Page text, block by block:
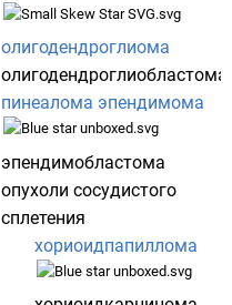
олигодендроглиома
олигодендроглиобластома
пинеалома эпендимома
эпендимобластома
опухоли сосудистого
сплетения
хориоидпапиллома